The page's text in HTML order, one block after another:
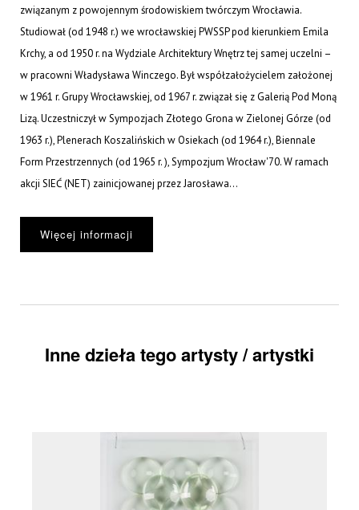
związanym z powojennym środowiskiem twórczym Wrocławia.
Studiował (od 1948 r.) we wrocławskiej PWSSP pod kierunkiem Emila
Krchy, a od 1950 r. na Wydziale Architektury Wnętrz tej samej uczelni –
w pracowni Władysława Winczego. Był współzałożycielem założonej
w 1961 r. Grupy Wrocławskiej, od 1967 r. związał się z Galerią Pod Moną
Lizą. Uczestniczył w Sympozjach Złotego Grona w Zielonej Górze (od
1963 r.), Plenerach Koszalińskich w Osiekach (od 1964 r.), Biennale
Form Przestrzennych (od 1965 r. ), Sympozjum Wrocław'70. W ramach
akcji SIEĆ (NET) zainicjowanej przez Jarosława...
Więcej informacji
Inne dzieła tego artysty / artystki